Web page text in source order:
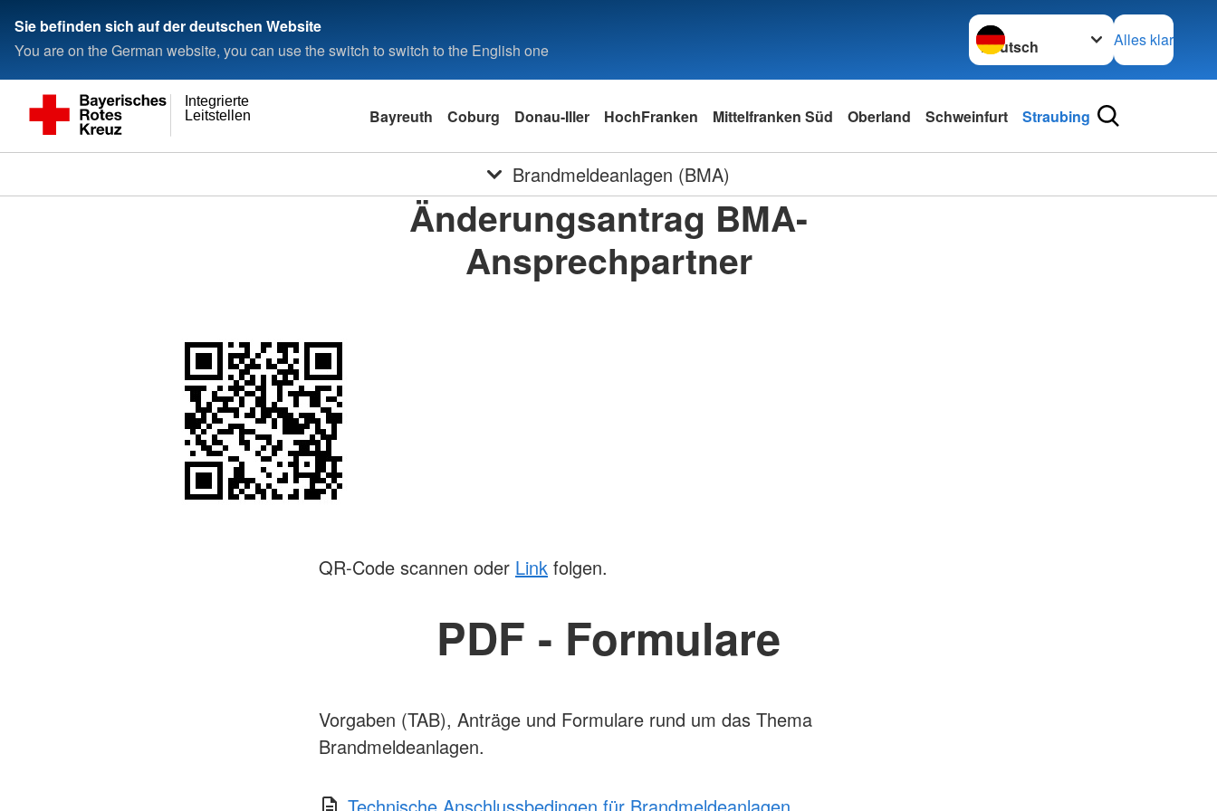
Sie befinden sich auf der deutschen Website
You are on the German website, you can use the switch to switch to the English one
Sprache wechseln zu
Alles klar
Leitstellen
Integrierte
Bayreuth Coburg Donau-Iller HochFranken Mittelfranken Süd Oberland Schweinfurt Straubing
Brandmeldeanlagen (BMA)
Änderungsantrag BMA-
Ansprechpartner
QR-Code scannen oder Link folgen.
PDF - Formulare
Vorgaben (TAB), Anträge und Formulare rund um das Thema
Brandmeldeanlagen.